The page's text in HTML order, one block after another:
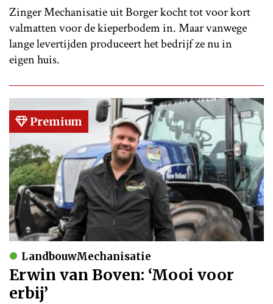
Zinger Mechanisatie uit Borger kocht tot voor kort
valmatten voor de kieperbodem in. Maar vanwege
lange levertijden produceert het bedrijf ze nu in
eigen huis.
Premium
LandbouwMechanisatie
Erwin van Boven: ‘Mooi voor
erbij’